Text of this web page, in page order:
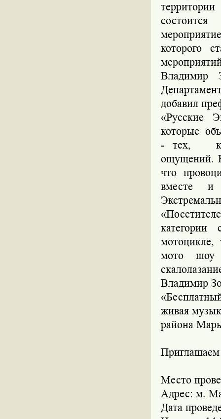
которого
Владимир
добавил
«Русские
которые
- тех, кто
ощущений.
что
вместе и
категории
мотоцикле,
мото шоу
Владимир
живая
района
Приглашаем
Место
Адрес: м.
Дата